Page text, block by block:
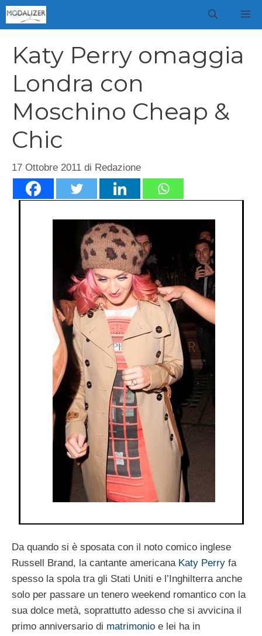
Vai
al
Katy Perry omaggia
Londra con
Moschino Cheap &
Chic
17 Ottobre 2011 di Redazione
Da quando si è sposata con il noto comico inglese
Russell Brand, la cantante americana Katy Perry fa
spesso la spola tra gli Stati Uniti e l’Inghilterra anche
solo per passare un tenero weekend romantico con la
sua dolce metà, soprattutto adesso che si avvicina il
primo anniversario di matrimonio e lei ha in